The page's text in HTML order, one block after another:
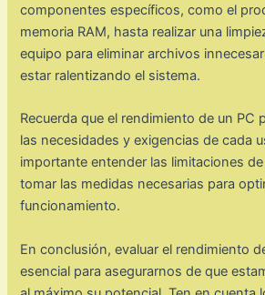
componentes específicos, como el
memoria RAM, hasta realizar una
equipo para eliminar archivos
estar ralentizando el sistema.
Recuerda que el rendimiento de un PC
las necesidades y exigencias de cada
importante entender las limitaciones
tomar las medidas necesarias para
funcionamiento.
En conclusión, evaluar el rendimiento
esencial para asegurarnos de que